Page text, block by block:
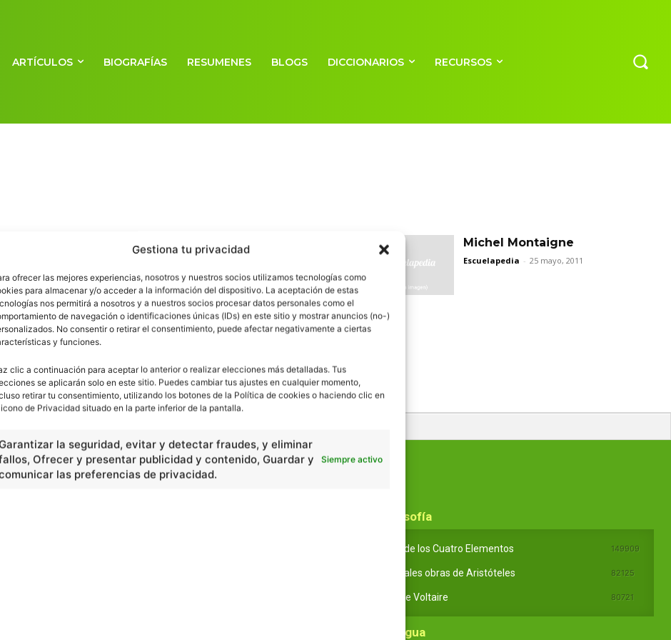
Gestiona tu privacidad
ofrecer las mejores experiencias, nosotros y nuestros socios utilizamos tecnologías como
para almacenar y/o acceder a la información del dispositivo. La aceptación de estas
nos permitirá a nosotros y a nuestros socios procesar datos personales como el
de navegación o identificaciones únicas (IDs) en este sitio y mostrar anuncios (no-)
No consentir o retirar el consentimiento, puede afectar negativamente a ciertas
y funciones.
clic a continuación para aceptar lo anterior o realizar elecciones más detalladas. Tus
se aplicarán solo en este sitio. Puedes cambiar tus ajustes en cualquier momento,
retirar tu consentimiento, utilizando los botones de la Política de cookies o haciendo clic en
de Privacidad situado en la parte inferior de la pantalla.
Garantizar la seguridad, evitar y detectar fraudes, y eliminar
Ofrecer y presentar publicidad y contenido, Guardar y
las preferencias de privacidad.
Siempre activo
ARTÍCULOS BIOGRAFÍAS RESUMENES BLOGS DICCIONARIOS RECURSOS
Historia de los libros Michel Montaigne
Escuelapedia - 25 mayo, 2011
En Filosofía
Teoría de los Cuatro Elementos 149909
Principales obras de Aristóteles 82125
Ideas de Voltaire 80721
En Lengua